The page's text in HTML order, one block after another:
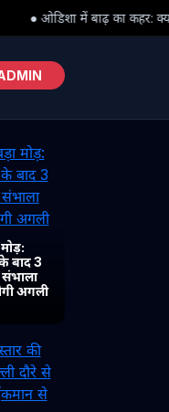
पीड़ितों तक समय पर पहुंच
बाद 3
संभाला
अगली